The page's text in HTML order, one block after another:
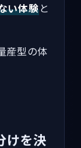
い体験と
産型の体
けを決